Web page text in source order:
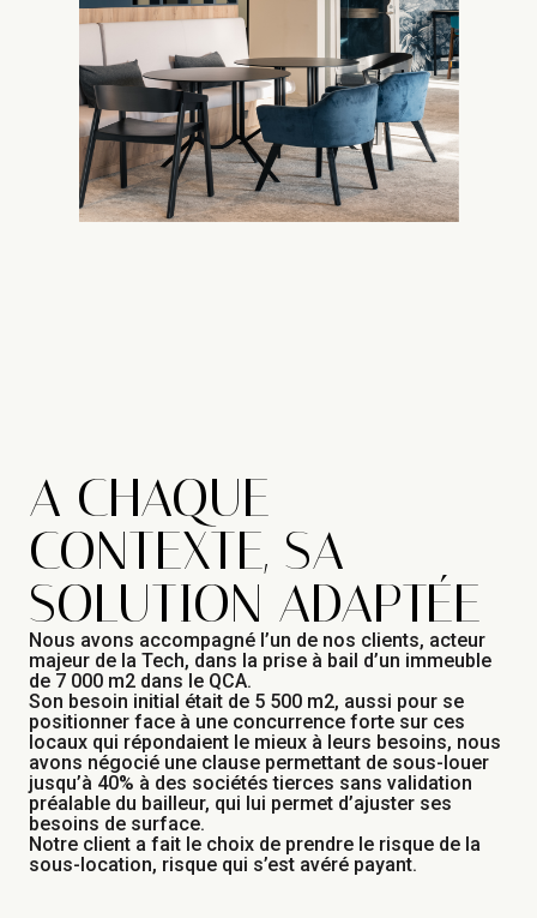
A CHAQUE
CONTEXTE, SA
SOLUTION ADAPTÉE
Nous avons accompagné l’un de nos clients, acteur
majeur de la Tech, dans la prise à bail d’un immeuble
de 7 000 m2 dans le QCA.
Son besoin initial était de 5 500 m2, aussi pour se
positionner face à une concurrence forte sur ces
locaux qui répondaient le mieux à leurs besoins, nous
avons négocié une clause permettant de sous-louer
jusqu’à 40% à des sociétés tierces sans validation
préalable du bailleur, qui lui permet d’ajuster ses
besoins de surface.
Notre client a fait le choix de prendre le risque de la
sous-location, risque qui s’est avéré payant.